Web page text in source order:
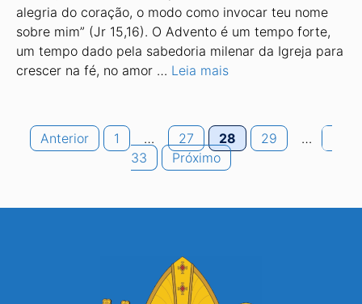
alegria do coração, o modo como invocar teu nome
sobre mim” (Jr 15,16). O Advento é um tempo forte,
um tempo dado pela sabedoria milenar da Igreja para
crescer na fé, no amor … Leia mais
Anterior Page
1 … Page
27 Page
28 Page
29 …
33
Próximo